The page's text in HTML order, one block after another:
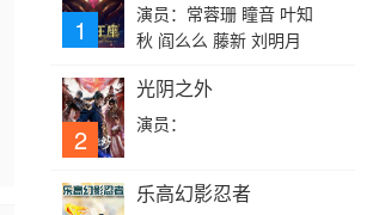
1
演员：常蓉珊 瞳音 叶知
秋 阎么么 藤新 刘明月
2
光阴之外
演员：
乐高幻影忍者